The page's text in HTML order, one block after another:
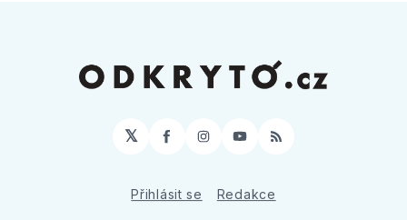
𝕏 Facebook
Instagram
YouTube
RSS
Přihlásit se Redakce